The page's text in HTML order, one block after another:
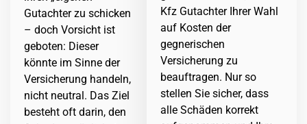
Gutachter zu schicken
– doch Vorsicht ist
geboten: Dieser
könnte im Sinne der
Versicherung handeln,
nicht neutral. Das Ziel
besteht oft darin, den
Kfz Gutachter Ihrer Wahl
auf Kosten der
gegnerischen
Versicherung zu
beauftragen. Nur so
stellen Sie sicher, dass
alle Schäden korrekt